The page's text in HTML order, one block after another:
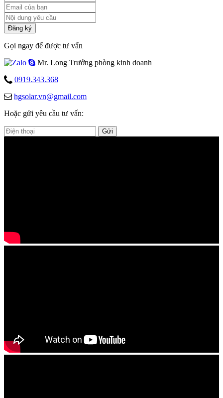
Đăng ký
Gọi ngay để được tư vấn
Mr. Long Trưởng phòng kinh doanh
0919.343.368
hgsolar.vn@gmail.com
Hoặc gửi yêu cầu tư vấn:
Gửi